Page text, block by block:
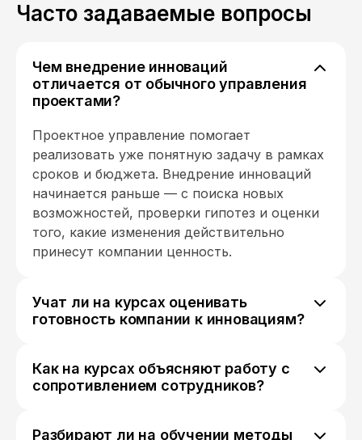
Часто задаваемые вопросы
Чем внедрение инноваций
отличается от обычного управления
проектами?
Проектное управление помогает
реализовать уже понятную задачу в рамках
сроков и бюджета. Внедрение инноваций
начинается раньше — с поиска новых
возможностей, проверки гипотез и оценки
того, какие изменения действительно
принесут компании ценность.
Учат ли на курсах оценивать
готовность компании к инновациям?
определять, какие процессы тормозят
изменения, насколько сотрудники готовы к
потребуются для запуска инновационных
Как на курсах объясняют работу с
сопротивлением сотрудников?
Разбирают ли на обучении методы